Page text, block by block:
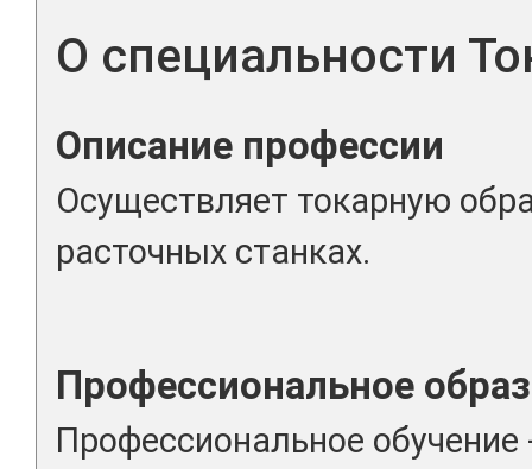
О специальности
Описание профессии
Осуществляет токарную
расточных станках.
Профессиональное
Профессиональное